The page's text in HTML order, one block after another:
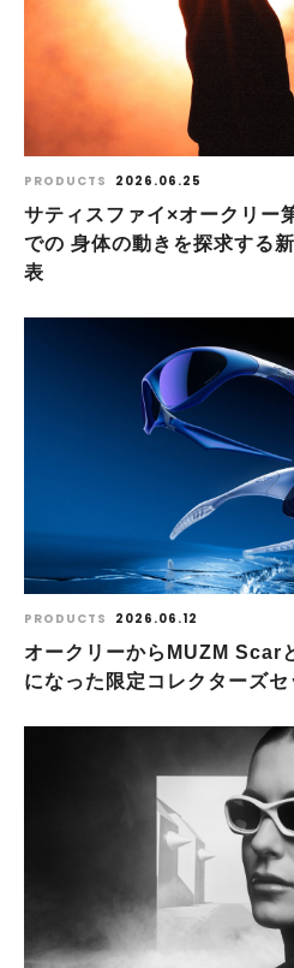
PRODUCTS 2026.06.25
サティスファイ×オークリー
での 身体の動きを探求する
表
PRODUCTS 2026.06.12
オークリーからMUZM
になった限定コレクターズ